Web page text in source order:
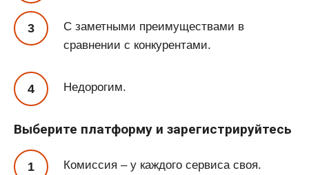
С заметными преимуществами в
сравнении с конкурентами.
Недорогим.
Выберите платформу и зарегистрируйтесь
Комиссия – у каждого сервиса своя.